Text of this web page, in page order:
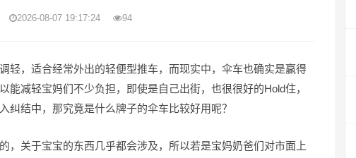
2026-08-07 19:17:24 94
轻，适合经常外出的轻便型推车，而现实中，伞车也确实是赢得
能减轻宝妈们不少负担，即使是自己出街，也很很好的Hold住，
结中，那究竟是什么牌子的伞车比较好用呢？
，关于宝宝的东西几乎都会涉及，所以若是宝妈奶爸们对市面上